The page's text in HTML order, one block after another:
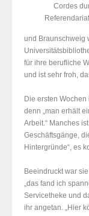
Cordes
und Braunschweig
für ihre berufliche
und ist sehr froh,
Die ersten
denn „man erhält
Arbeit.“ Manches
Geschäftsgänge,
Hintergründe“, es
Beeindruckt war
„das fand ich
Servicetheke und
ihr angetan. „Hier